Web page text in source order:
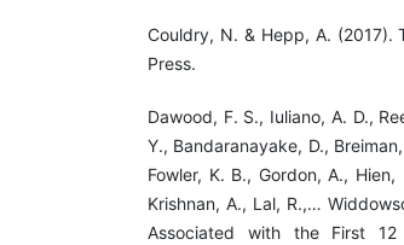
Couldry, N. & Hepp, A. (2017).
Press.
Dawood, F. S., Iuliano, A. D.,
Y., Bandaranayake, D.,
Fowler, K. B., Gordon, A.,
Krishnan, A., Lal, R.,…
Associated with the First